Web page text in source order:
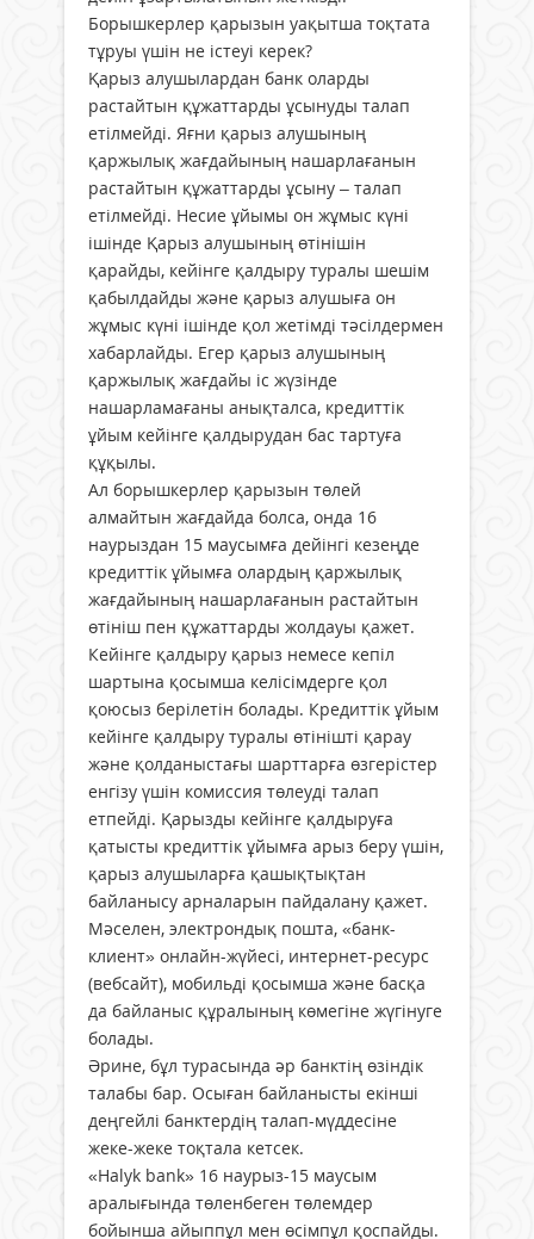
Борышкерлер қарызын уақытша тоқтата
тұруы үшін не істеуі керек?
Қарыз алушылардан банк оларды
растайтын құжаттарды ұсынуды талап
етілмейді. Яғни қарыз алушының
қаржылық жағдайының нашарлағанын
растайтын құжаттарды ұсыну – талап
етілмейді. Несие ұйымы он жұмыс күні
ішінде Қарыз алушының өтінішін
қарайды, кейінге қалдыру туралы шешім
қабылдайды және қарыз алушыға он
жұмыс күні ішінде қол жетімді тәсілдермен
хабарлайды. Егер қарыз алушының
қаржылық жағдайы іс жүзінде
нашарламағаны анықталса, кредиттік
ұйым кейінге қалдырудан бас тартуға
құқылы.
Ал борышкерлер қарызын төлей
алмайтын жағдайда болса, онда 16
наурыздан 15 маусымға дейінгі кезеңде
кредиттік ұйымға олардың қаржылық
жағдайының нашарлағанын растайтын
өтініш пен құжаттарды жолдауы қажет.
Кейінге қалдыру қарыз немесе кепіл
шартына қосымша келісімдерге қол
қоюсыз берілетін болады. Кредиттік ұйым
кейінге қалдыру туралы өтінішті қарау
және қолданыстағы шарттарға өзгерістер
енгізу үшін комиссия төлеуді талап
етпейді. Қарызды кейінге қалдыруға
қатысты кредиттік ұйымға арыз беру үшін,
қарыз алушыларға қашықтықтан
байланысу арналарын пайдалану қажет.
Мәселен, электрондық пошта, «банк-
клиент» онлайн-жүйесі, интернет-ресурс
(вебсайт), мобильді қосымша және басқа
да байланыс құралының көмегіне жүгінуге
болады.
Әрине, бұл турасында әр банктің өзіндік
талабы бар. Осыған байланысты екінші
деңгейлі банктердің талап-мүддесіне
жеке-жеке тоқтала кетсек.
«Halyk bank» 16 наурыз-15 маусым
аралығында төленбеген төлемдер
бойынша айыппұл мен өсімпұл қоспайды.